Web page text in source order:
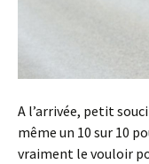
A l’arrivée, petit
même un 10 sur 10
vraiment le vouloir